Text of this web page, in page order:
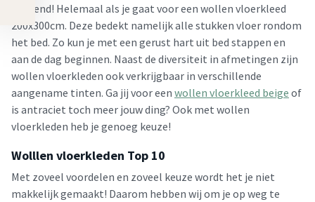
ochtend! Helemaal als je gaat voor een wollen vloerkleed
200x300cm. Deze bedekt namelijk alle stukken vloer rondom
het bed. Zo kun je met een gerust hart uit bed stappen en
aan de dag beginnen. Naast de diversiteit in afmetingen zijn
wollen vloerkleden ook verkrijgbaar in verschillende
aangename tinten. Ga jij voor een wollen vloerkleed beige of
is antraciet toch meer jouw ding? Ook met wollen
vloerkleden heb je genoeg keuze!
Wolllen vloerkleden Top 10
Met zoveel voordelen en zoveel keuze wordt het je niet
makkelijk gemaakt! Daarom hebben wij om je op weg te